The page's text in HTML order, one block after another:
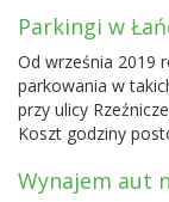
Parkingi w
Od września 2019
parkowania w
przy ulicy
Koszt godziny
Wynajem aut